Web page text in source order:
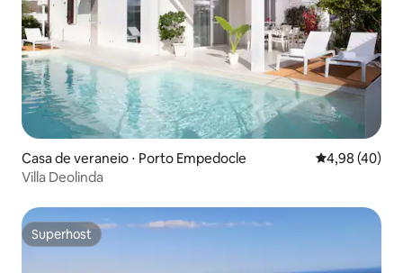
Casa de veraneio ⋅ Porto Empedocle 4,98 de uma
4,98 (40)
Villa Deolinda
Superhost
Superhost